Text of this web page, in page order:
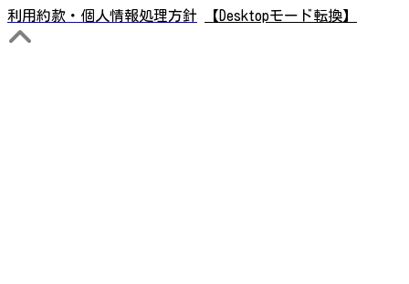
利用約款・個人情報処理方針
【Desktopモード転換】